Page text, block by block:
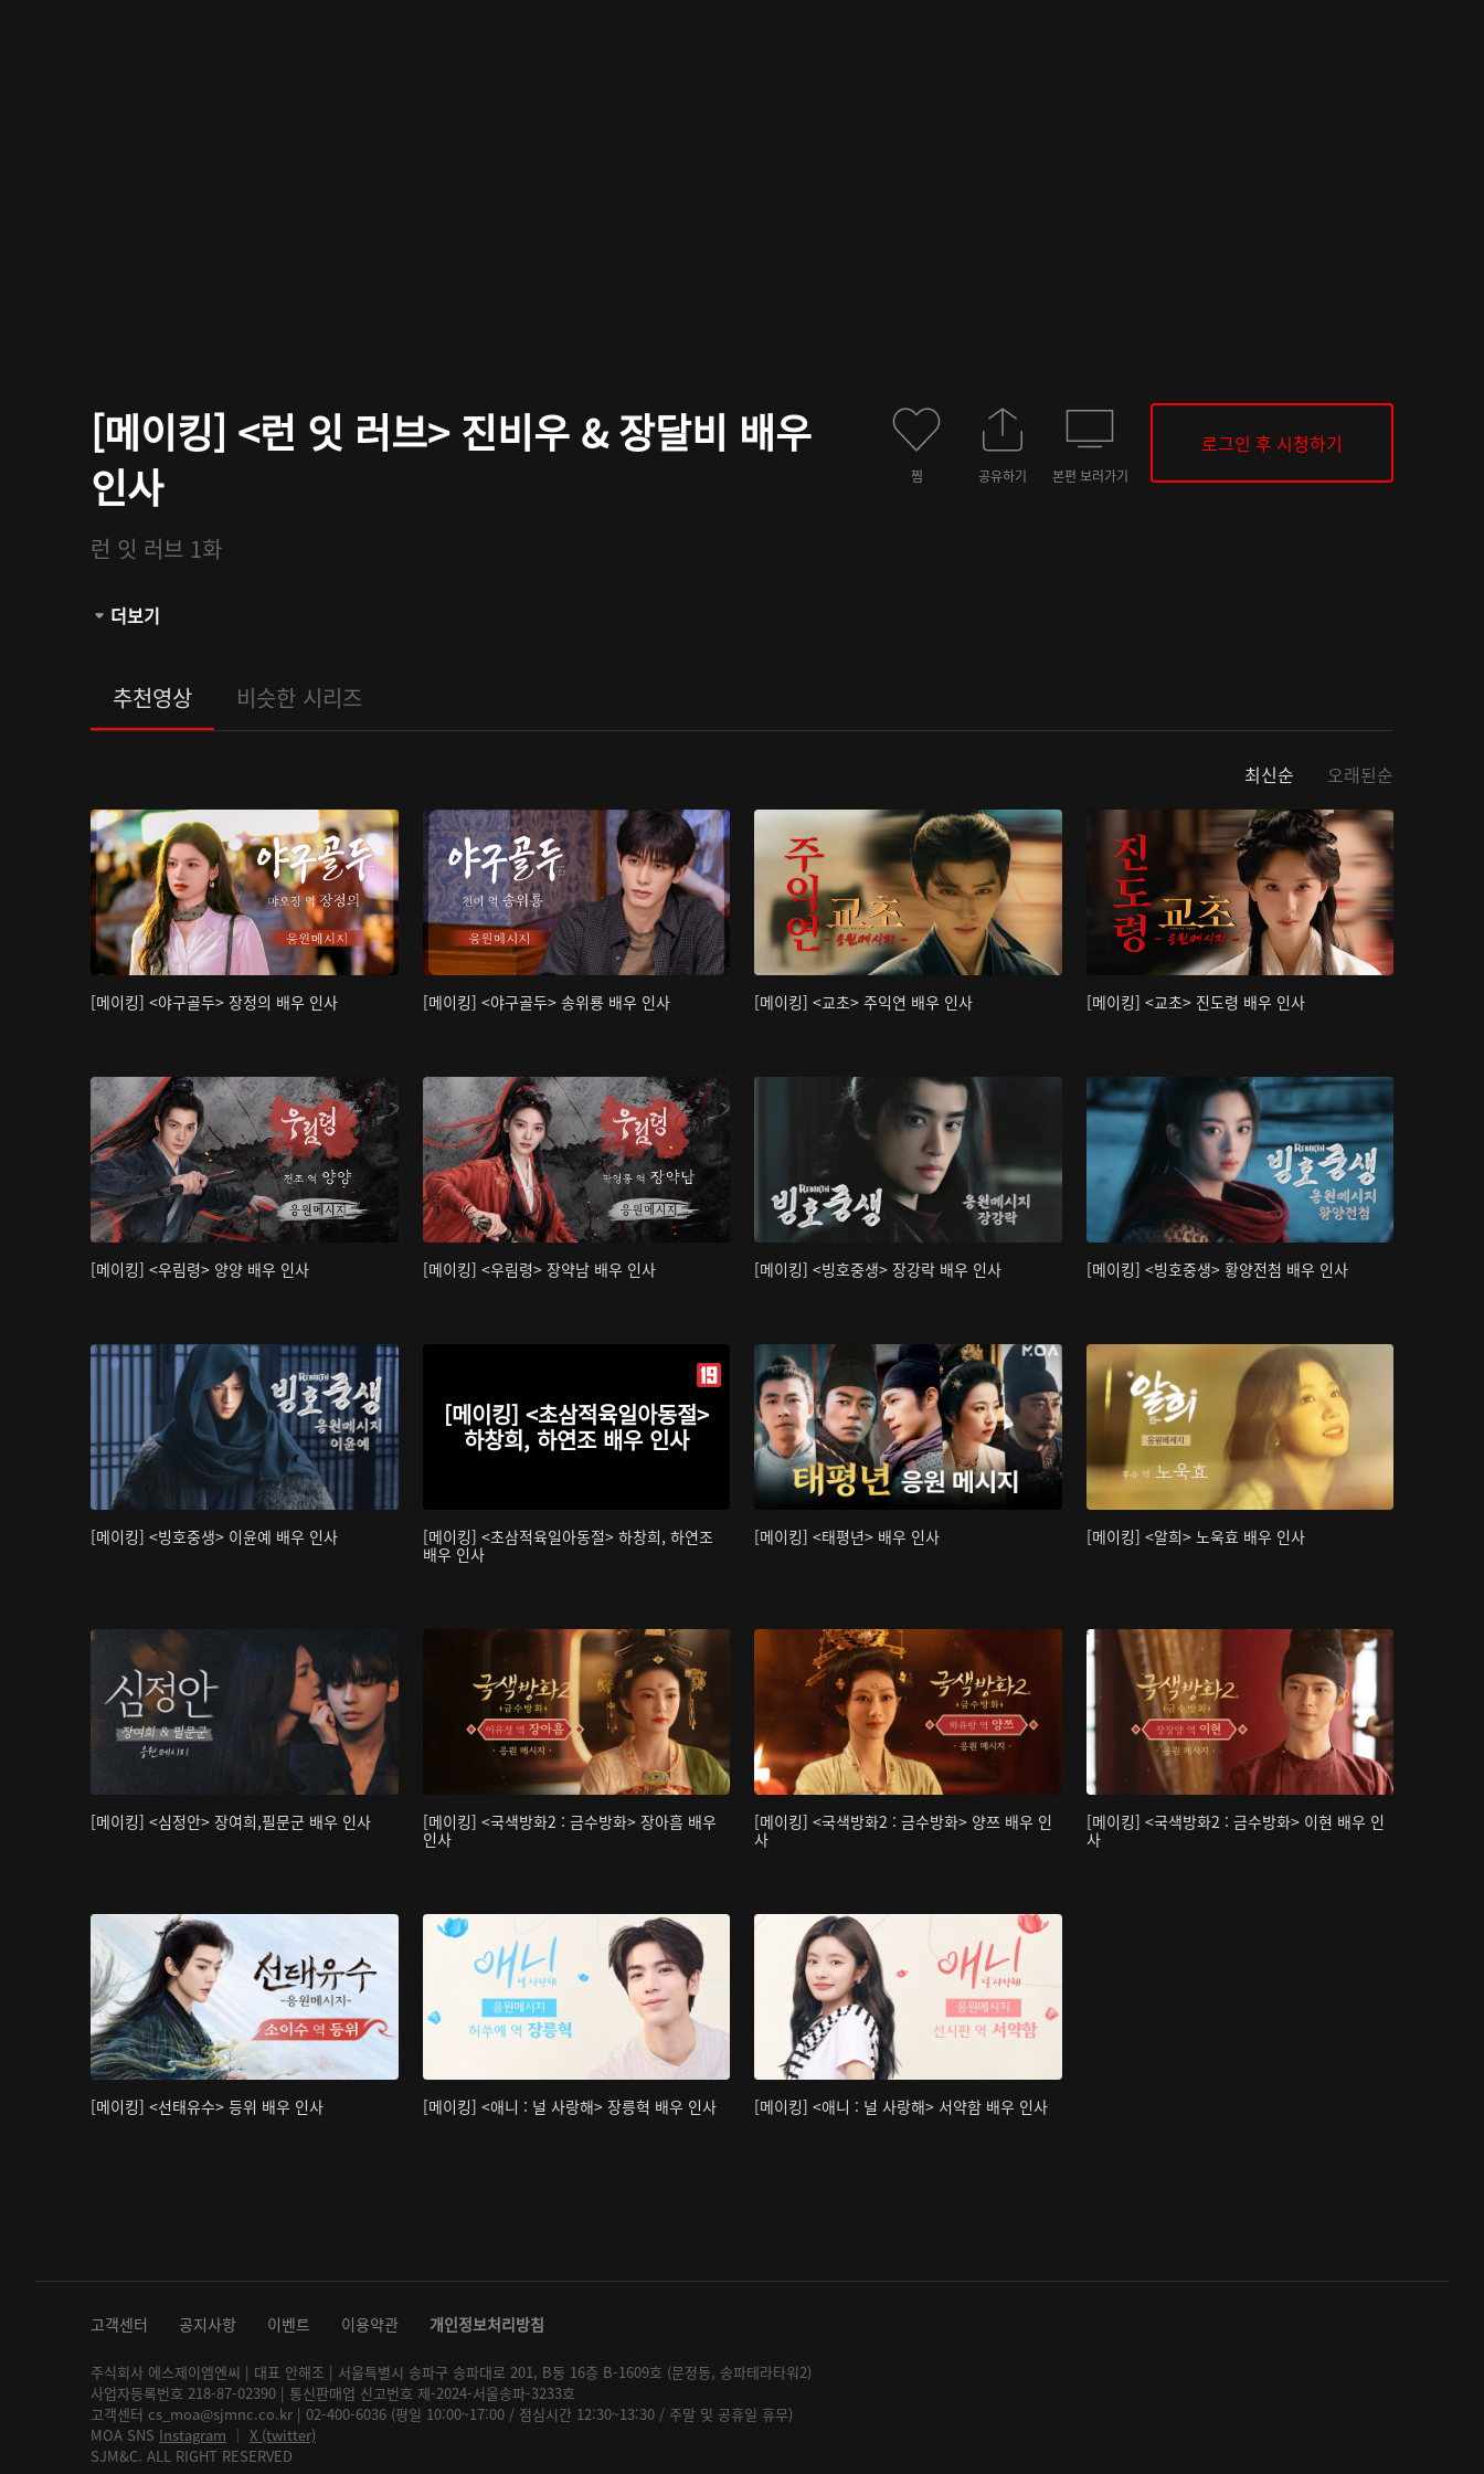
[메이킹] <런 잇 러브> 진비우 & 장달비 배우
인사
런 잇 러브 1화
관람등급:
더보기
찜 공유하기 본편 보러가기
로그인 후 시청하기
추천영상 비슷한 시리즈
최신순 오래된순
[메이킹] <야구골두> 장정의 배우 인사 [메이킹] <야구골두> 송위룡 배우 인사 [메이킹] <교초> 주익연 배우 인사 [메이킹] <교초> 진도령 배우 인사
[메이킹] <우림령> 양양 배우 인사 [메이킹] <우림령> 장약남 배우 인사 [메이킹] <빙호중생> 장강락 배우 인사 [메이킹] <빙호중생> 황양전첨 배우 인사
[메이킹] <빙호중생> 이윤예 배우 인사
[메이킹] <초삼적육일아동절>
하창희, 하연조 배우 인사
[메이킹] <초삼적육일아동절> 하창희, 하연조
배우 인사
[메이킹] <태평년> 배우 인사 [메이킹] <알희> 노욱효 배우 인사
[메이킹] <심정안> 장여희,필문군 배우 인사
[메이킹] <국색방화2 : 금수방화> 장아흠 배우
인사
[메이킹] <국색방화2 : 금수방화> 양쯔 배우 인
사
[메이킹] <국색방화2 : 금수방화> 이현 배우 인
사
[메이킹] <선태유수> 등위 배우 인사 [메이킹] <애니 : 널 사랑해> 장릉혁 배우 인사 [메이킹] <애니 : 널 사랑해> 서약함 배우 인사
고객센터 공지사항 이벤트 이용약관 개인정보처리방침
주식회사 에스제이엠엔씨 | 대표 안해조 | 서울특별시 송파구 송파대로 201, B동 16층 B-1609호 (문정동, 송파테라타워2)
사업자등록번호 218-87-02390 | 통신판매업 신고번호 제-2024-서울송파-3233호
고객센터 cs_moa@sjmnc.co.kr | 02-400-6036 (평일 10:00~17:00 / 점심시간 12:30~13:30 / 주말 및 공휴일 휴무)
MOA SNS Instagram │ X (twitter)
SJM&C. ALL RIGHT RESERVED